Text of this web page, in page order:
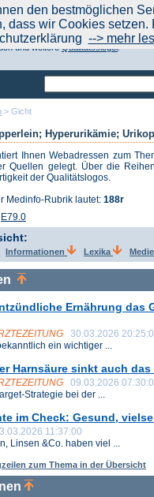
> Gicht
Hyperurikämie;
Ihnen Webadressen zum
Quellen gelegt. Über die
der Qualitätslogos.
Medinfo-Rubrik lautet: 188r
E79.0
Informationen Lexika
Ernährung das
30.03.2026
ein wichtiger ...
Harnsäure sinkt auch
09.03.2026
Strategie bei der ...
im Check: Gesund,
11:37:00
Linsen &Co. haben viel ...
zum Thema in der Übersicht
Aktuelle Nachrichten|
Sie schon?
Gesundheitsthemen
und weitereQualitätssiegel.
den bestmöglichen
dass wir Cookies
--> mehr